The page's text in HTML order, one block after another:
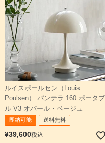
ルイスポールセン（Louis
Poulsen） パンテラ 160 ポータブ
ル V3 オパール・ベージュ
即納可能 送料無料
¥39,600税込